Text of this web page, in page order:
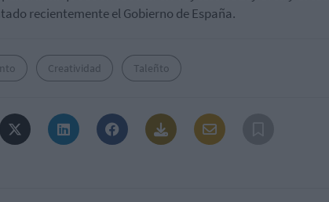
recientemente el Gobierno de España.
Creatividad Taleñto